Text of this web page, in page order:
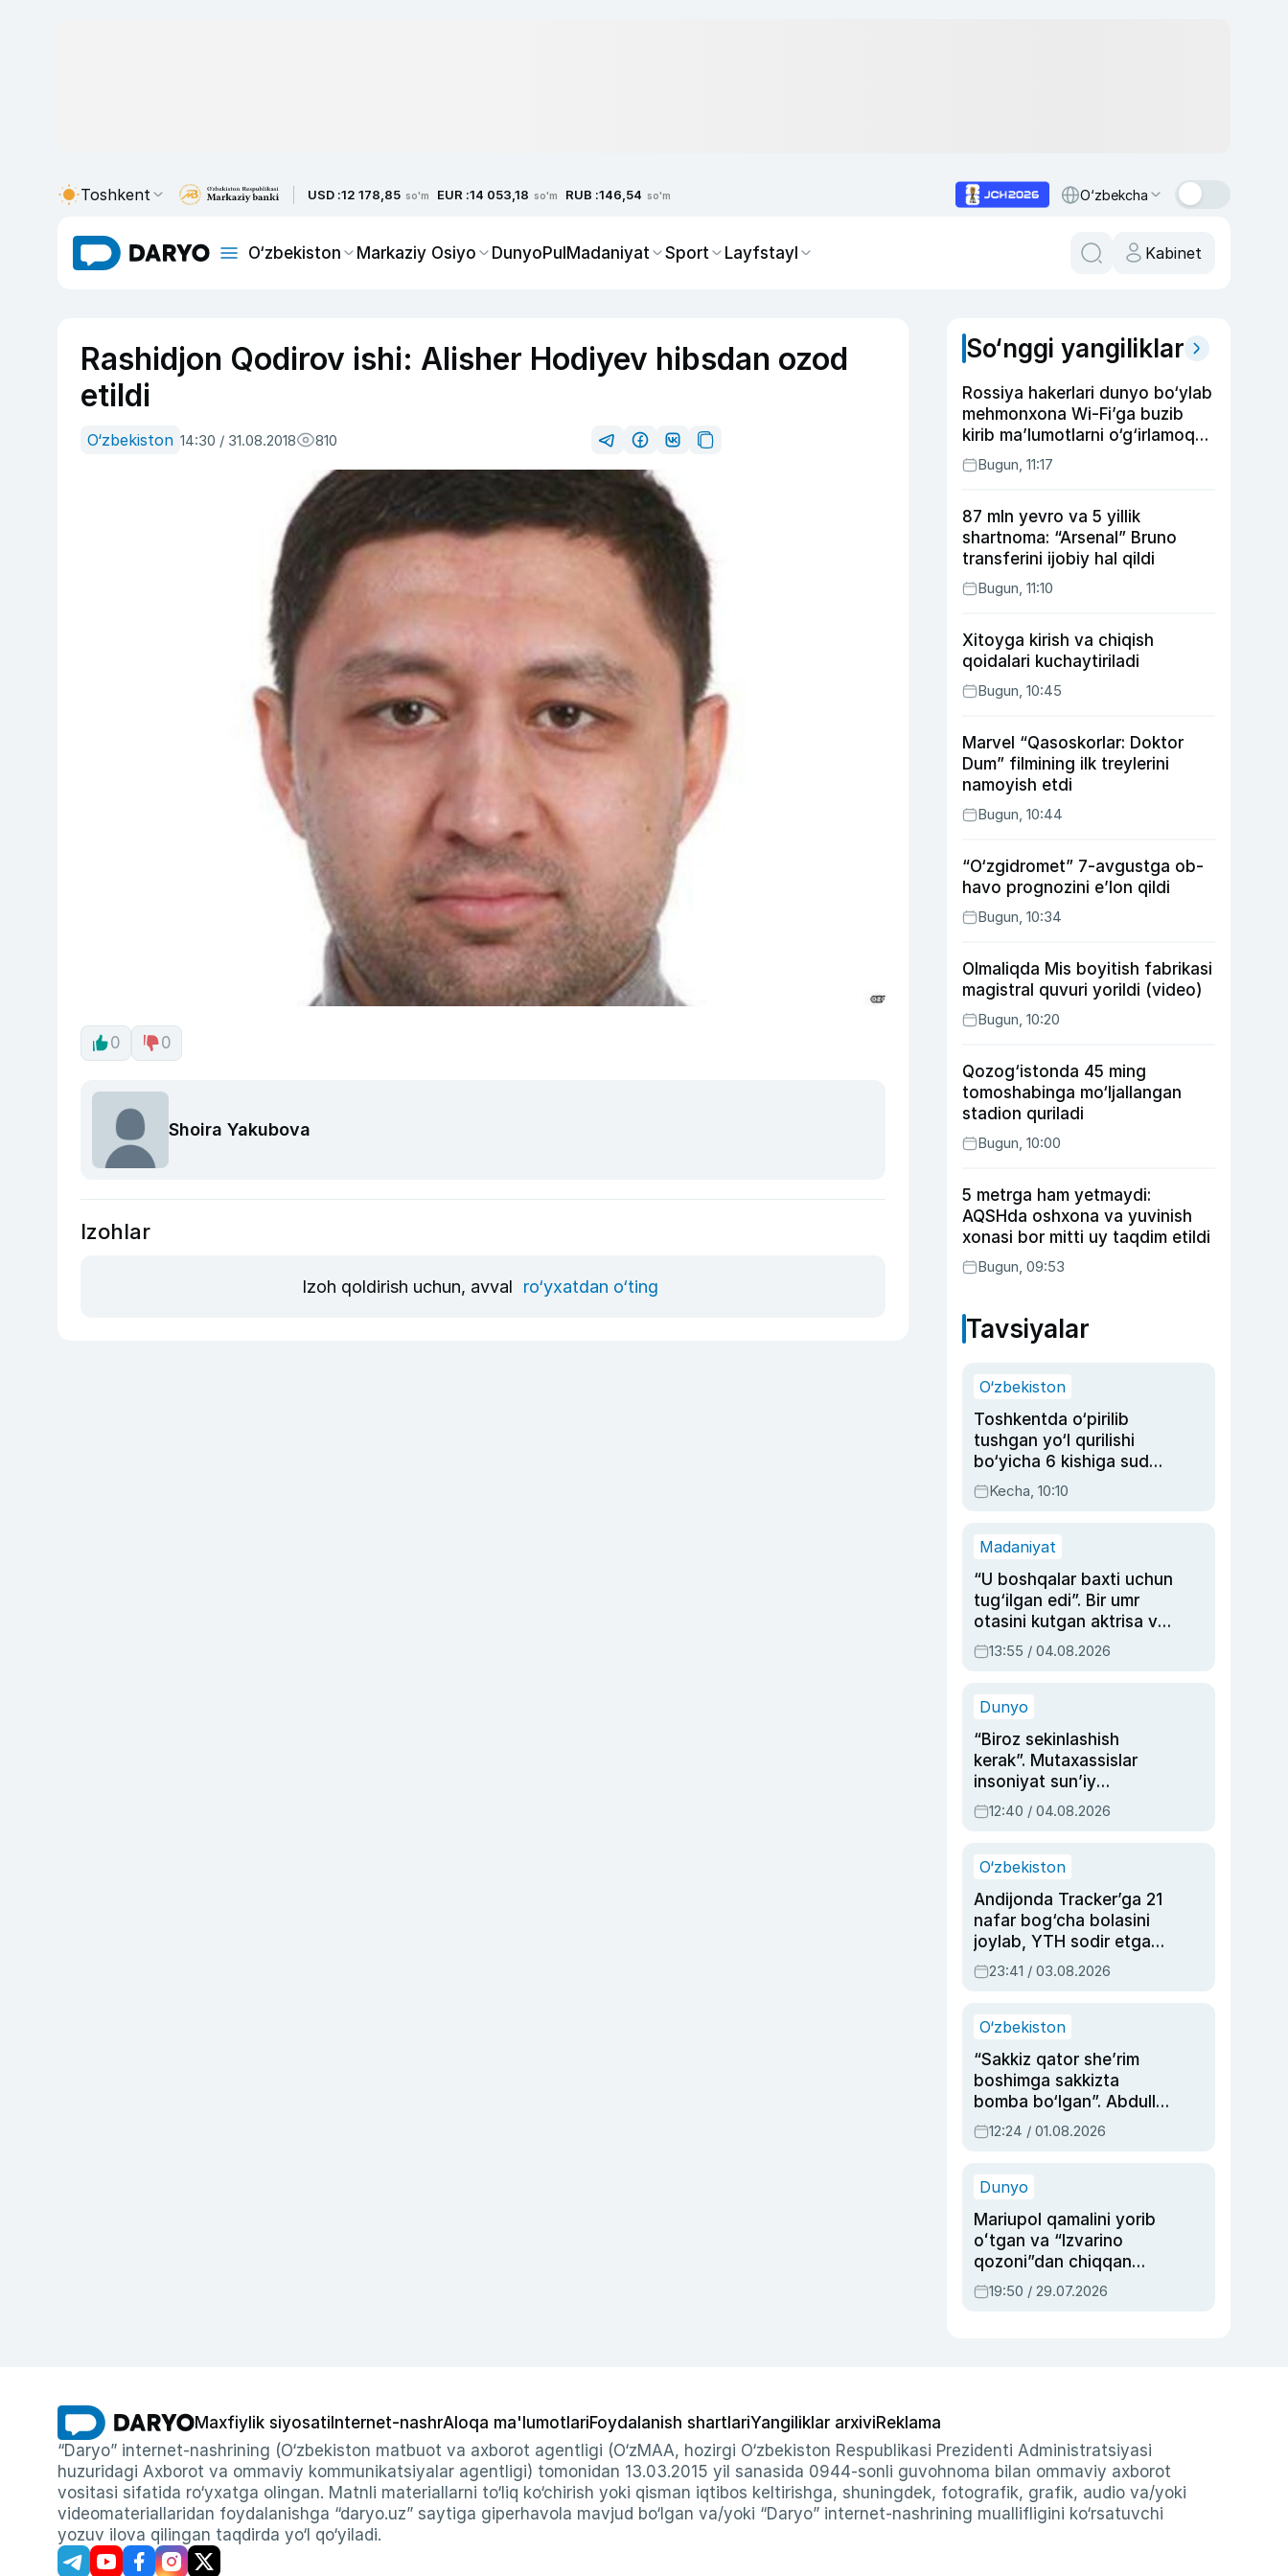
Toshkent USD :12 178,85 so'm EUR :14 053,18 so'm RUB :146,54 so'm O‘zbekcha
O‘zbekiston Markaziy Osiyo DunyoPulMadaniyat Sport Layfstayl Kabinet
Rashidjon Qodirov ishi: Alisher Hodiyev hibsdan ozod
etildi
O‘zbekiston 14:30 / 31.08.2018 810
0 0
Shoira Yakubova
Izohlar
Izoh qoldirish uchun, avval ro‘yxatdan o‘ting
So‘nggi yangiliklar
Rossiya hakerlari dunyo bo‘ylab
mehmonxona Wi-Fi’ga buzib
kirib ma’lumotlarni o‘g‘irlamoqda
— Microsoft
Bugun, 11:17
87 mln yevro va 5 yillik
shartnoma: “Arsenal” Bruno
transferini ijobiy hal qildi
Bugun, 11:10
Xitoyga kirish va chiqish
qoidalari kuchaytiriladi
Bugun, 10:45
Marvel “Qasoskorlar: Doktor
Dum” filmining ilk treylerini
namoyish etdi
Bugun, 10:44
“O‘zgidromet” 7-avgustga ob-
havo prognozini e’lon qildi
Bugun, 10:34
Olmaliqda Mis boyitish fabrikasi
magistral quvuri yorildi (video)
Bugun, 10:20
Qozog‘istonda 45 ming
tomoshabinga mo‘ljallangan
stadion quriladi
Bugun, 10:00
5 metrga ham yetmaydi:
AQSHda oshxona va yuvinish
xonasi bor mitti uy taqdim etildi
Bugun, 09:53
Tavsiyalar
O‘zbekiston
Toshkentda o‘pirilib
tushgan yo‘l qurilishi
bo‘yicha 6 kishiga sud
hukmi o‘qildi
Kecha, 10:10
Madaniyat
“U boshqalar baxti uchun
tug‘ilgan edi”. Bir umr
otasini kutgan aktrisa va
dublyaj ustasi Rimma
Ahmedovaning
13:55 / 04.08.2026
Dunyo
“Biroz sekinlashish
kerak”. Mutaxassislar
insoniyat sun’iy
intellektni boshqara
olmay qolishidan xavotir
12:40 / 04.08.2026
O‘zbekiston
Andijonda Tracker’ga 21
nafar bog‘cha bolasini
joylab, YTH sodir etgan
ayolga sud hukmi o‘qildi
23:41 / 03.08.2026
O‘zbekiston
“Sakkiz qator she’rim
boshimga sakkizta
bomba bo‘lgan”. Abdulla
Oripovni siyosiy
ayblovlardan asrab
12:24 / 01.08.2026
Dunyo
Mariupol qamalini yorib
oʻtgan va “Izvarino
qozoni”dan chiqqan
qahramon — Ukraina
armiyasi bosh
19:50 / 29.07.2026
Maxfiylik siyosati Internet-nashrAloqa ma'lumotlariFoydalanish shartlariYangiliklar arxiviReklama
“Daryo” internet-nashrining (O‘zbekiston matbuot va axborot agentligi (O‘zMAA, hozirgi O‘zbekiston Respublikasi Prezidenti Administratsiyasi
huzuridagi Axborot va ommaviy kommunikatsiyalar agentligi) tomonidan 13.03.2015 yil sanasida 0944-sonli guvohnoma bilan ommaviy axborot
vositasi sifatida ro‘yxatga olingan. Matnli materiallarni to‘liq ko‘chirish yoki qisman iqtibos keltirishga, shuningdek, fotografik, grafik, audio va/yoki
videomateriallaridan foydalanishga “daryo.uz” saytiga giperhavola mavjud bo‘lgan va/yoki “Daryo” internet-nashrining muallifligini ko‘rsatuvchi
yozuv ilova qilingan taqdirda yo‘l qo‘yiladi.